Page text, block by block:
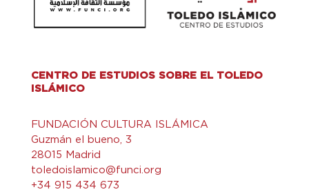
CENTRO DE ESTUDIOS SOBRE EL TOLEDO
ISLÁMICO
FUNDACIÓN CULTURA ISLÁMICA
Guzmán el bueno, 3
28015 Madrid
toledoislamico@funci.org
+34 915 434 673